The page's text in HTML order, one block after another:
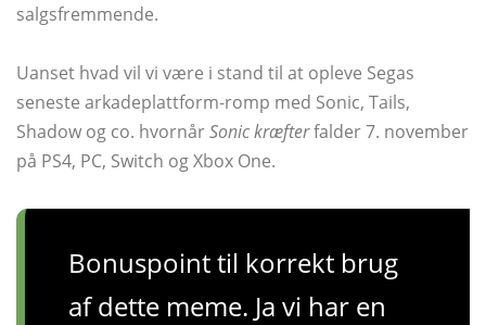
salgsfremmende.
Uanset hvad vil vi være i stand til at opleve Segas
seneste arkadeplattform-romp med Sonic, Tails,
Shadow og co. hvornårSonic kræfterfalder 7. november
på PS4, PC, Switch og Xbox One.
Bonuspoint til korrekt brug
af dette meme. Ja vi har en